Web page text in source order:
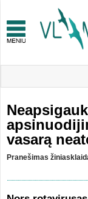
vasarą
Pranešimas